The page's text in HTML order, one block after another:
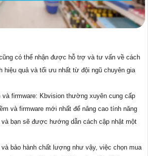
có thể nhận được hỗ trợ và tư vấn về cách
hiệu quả và tối ưu nhất từ đội ngũ chuyên gia
và firmware: Kbvision thường xuyên cung cấp
và firmware mới nhất để nâng cao tính năng
bạn sẽ được hướng dẫn cách cập nhật một
bảo hành chất lượng như vậy, việc chọn mua